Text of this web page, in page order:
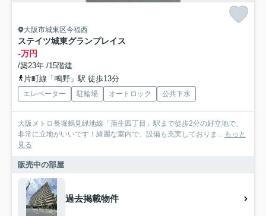
大阪市城東区今福西
ステイツ城東グランプレイス
-万円
/築23年 /15階建
片町線「鴫野」駅 徒歩13分
エレベーター 駐輪場 オートロック 公共下水
大阪メトロ長堀鶴見緑地線「蒲生四丁目」駅まで徒歩2分の好立地で、
非常に立地がいいです！綺麗な室内で、設備も充実しておりま... もっと
見る
販売中の部屋
過去掲載物件